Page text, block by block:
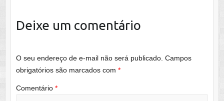
Deixe um comentário
O seu endereço de e-mail não será publicado. Campos
obrigatórios são marcados com *
Comentário *